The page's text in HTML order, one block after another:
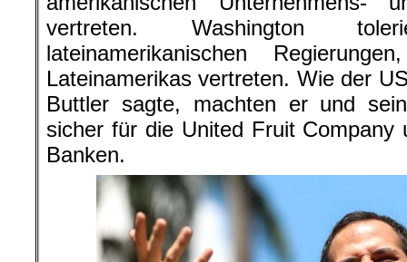
vertreten. Washington
lateinamerikanischen
Lateinamerikas vertreten. Wie der
Buttler sagte, machten er und
sicher für die United Fruit Company
Banken.